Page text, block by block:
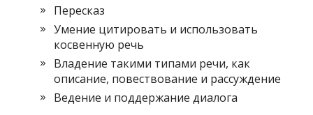
Пересказ
Умение цитировать и использовать
косвенную речь
Владение такими типами речи, как
описание, повествование и рассуждение
Ведение и поддержание диалога